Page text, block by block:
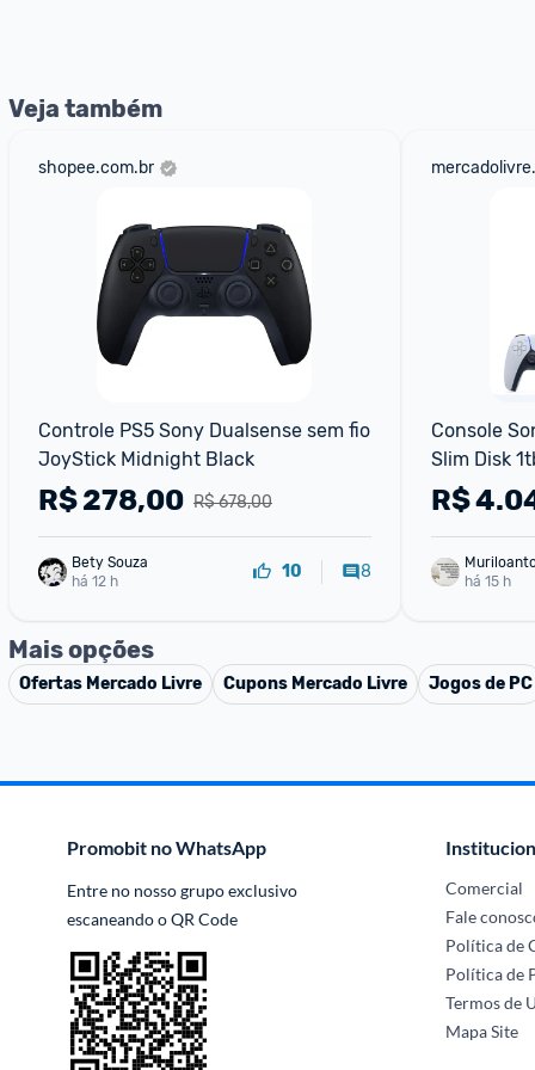
Veja também
shopee.com.br
Controle PS5 Sony Dualsense sem fio
JoyStick Midnight Black
R$ 678,00
R$278,00
Bety Souza
há 12 h
10 8
Console
Slim Disk
Fio
R$
sa
há 15 h
Mais opções
Ofertas Mercado Livre Cupons Mercado Livre Jogos de PC
Promobit no WhatsApp
Entre no nosso grupo exclusivo
escaneando o QR Code
Comercial
Fale
Política de
Política de
Termos de
Mapa Site